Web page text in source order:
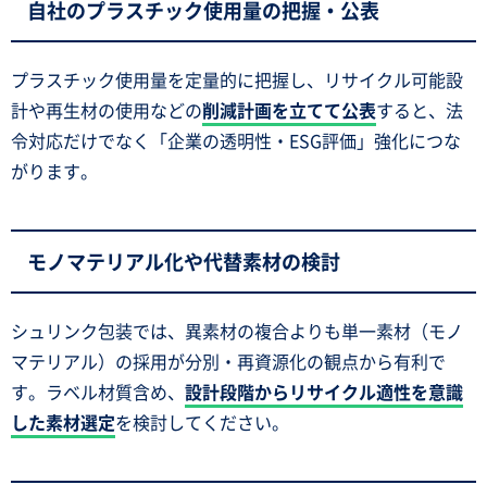
自社のプラスチック使用量の把握・公表
プラスチック使用量を定量的に把握し、リサイクル可能設
計や再生材の使用などの削減計画を立てて公表すると、法
令対応だけでなく「企業の透明性・ESG評価」強化につな
がります。
モノマテリアル化や代替素材の検討
シュリンク包装では、異素材の複合よりも単一素材（モノ
マテリアル）の採用が分別・再資源化の観点から有利で
す。ラベル材質含め、 設計段階からリサイクル適性を意識
した素材選定を検討してください。